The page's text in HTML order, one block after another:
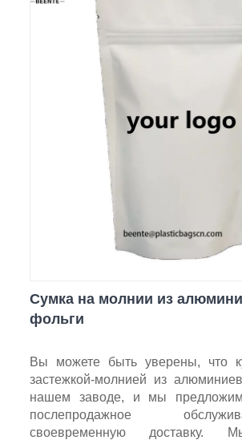
Сумка на молнии из
фольги
Вы можете быть уверены, что
застежкой-молнией из
нашем заводе, и мы
послепродажное
своевременную доставку.